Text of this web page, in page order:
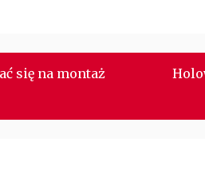
się na montaż